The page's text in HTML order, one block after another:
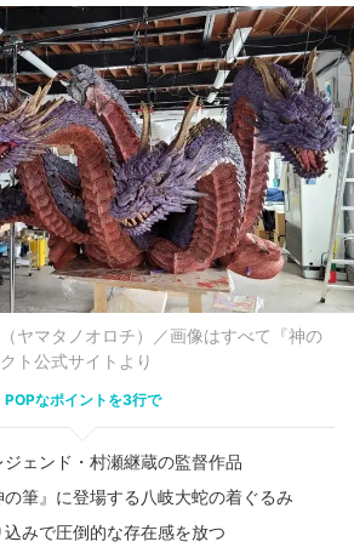
ヤマタノオロチ）／画像はすべて『神の
ト公式サイトより
POPなポイントを3行で
ェンド・村瀬継蔵の監督作品
筆』に登場する八岐大蛇の着ぐるみ
みで圧倒的な存在感を放つ